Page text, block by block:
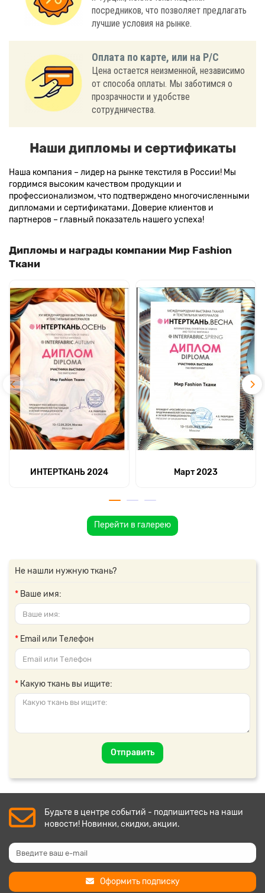
посредников, что позволяет предлагать
лучшие условия на рынке.
Оплата по карте, или на Р/С
Цена остается неизменной, независимо
от способа оплаты. Мы заботимся о
прозрачности и удобстве
сотрудничества.
Наши дипломы и сертификаты
Наша компания – лидер на рынке текстиля в России! Мы
гордимся высоким качеством продукции и
профессионализмом, что подтверждено многочисленными
дипломами и сертификатами. Доверие клиентов и
партнеров – главный показатель нашего успеха!
Дипломы и награды компании Мир Fashion
Ткани
ИНТЕРТКАНЬ 2024 Март 2023
Перейти в галерею
Не нашли нужную ткань?
Ваше имя:
Email или Телефон
Какую ткань вы ищите:
Отправить
Будьте в центре событий - подпишитесь на наши
новости! Новинки, скидки, акции.
Оформить подписку